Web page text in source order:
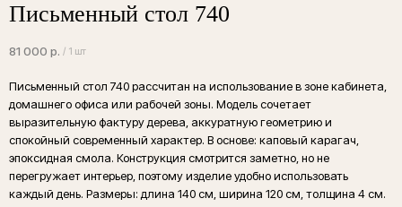
Письменный стол 740
81 000 р. / 1 шт
Письменный стол 740 рассчитан на использование в зоне кабинета,
домашнего офиса или рабочей зоны. Модель сочетает
выразительную фактуру дерева, аккуратную геометрию и
спокойный современный характер. В основе: каповый карагач,
эпоксидная смола. Конструкция смотрится заметно, но не
перегружает интерьер, поэтому изделие удобно использовать
каждый день. Размеры: длина 140 см, ширина 120 см, толщина 4 см.
*Стоимость изделия указана без учета
подстолья. Фотографии являются
демонстрацией наших работ, все столы
изготавливаются по индивидуальному заказу
Каталог подстольев